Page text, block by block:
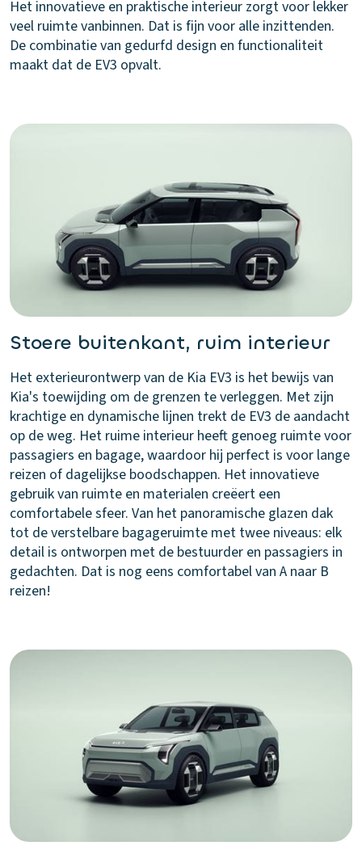
Het innovatieve en praktische interieur zorgt voor lekker
veel ruimte vanbinnen. Dat is fijn voor alle inzittenden.
De combinatie van gedurfd design en functionaliteit
maakt dat de EV3 opvalt.
Stoere buitenkant, ruim interieur
Het exterieurontwerp van de Kia EV3 is het bewijs van
Kia's toewijding om de grenzen te verleggen. Met zijn
krachtige en dynamische lijnen trekt de EV3 de aandacht
op de weg. Het ruime interieur heeft genoeg ruimte voor
passagiers en bagage, waardoor hij perfect is voor lange
reizen of dagelijkse boodschappen. Het innovatieve
gebruik van ruimte en materialen creëert een
comfortabele sfeer. Van het panoramische glazen dak
tot de verstelbare bagageruimte met twee niveaus: elk
detail is ontworpen met de bestuurder en passagiers in
gedachten. Dat is nog eens comfortabel van A naar B
reizen!